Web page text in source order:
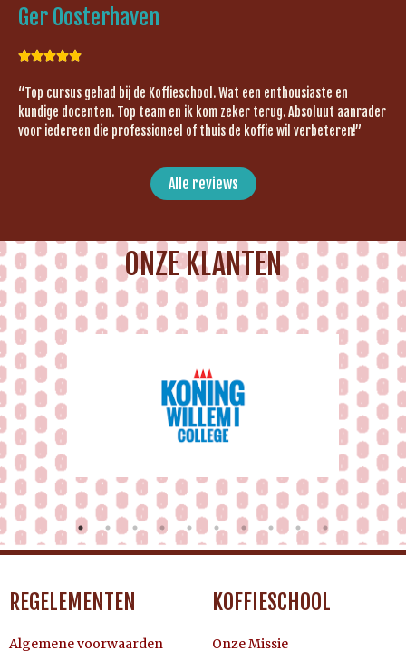
Ger Oosterhaven

“Top cursus gehad bij de Koffieschool. Wat een enthousiaste en
kundige docenten. Top team en ik kom zeker terug. Absoluut aanrader
voor iedereen die professioneel of thuis de koffie wil verbeteren!”
Alle reviews
ONZE KLANTEN
REGELEMENTEN
Algemene voorwaarden
KOFFIESCHOOL
Onze Missie